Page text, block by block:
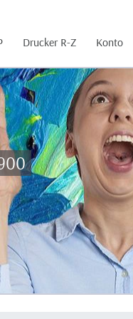
Drucker R-Z Konto